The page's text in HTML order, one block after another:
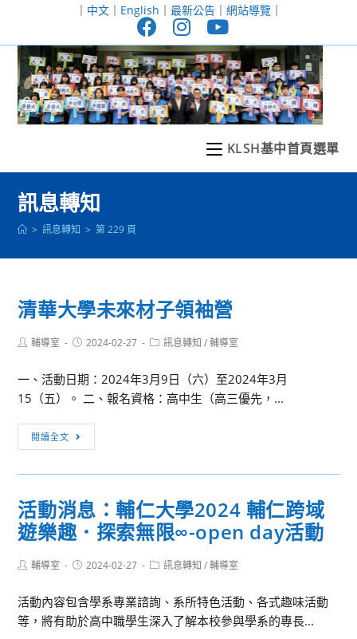
至
｜ 中文｜ English ｜ 最新公告｜ 網站導覽｜
KLSH基中首頁選單
訊息轉知
> 訊息轉知 > 第 229 頁
清華大學未來材子領袖營
Post輔導室
Post2024-02-27
Post訊息轉知 / 輔導室
一、活動日期：2024年3月9日（六）至2024年3月
15（五）。 二、報名資格：高中生（高三優先，...
閱讀全文
華
大
未
來
子
袖
營
活動消息：輔仁大學2024 輔仁跨域
遊樂趣．探索無限∞-open day活動
Post輔導室
Post2024-02-27
Post訊息轉知 / 輔導室
活動內容包含學系專業諮詢、系所特色活動、各式趣味活動
等，將有助於高中職學生深入了解本校參與學系的專長...